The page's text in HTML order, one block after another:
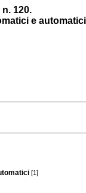
n. 120.
e automatici
[1]